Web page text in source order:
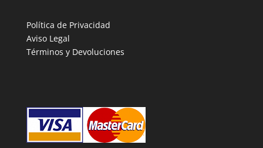
Política de Privacidad
Aviso Legal
Términos y Devoluciones